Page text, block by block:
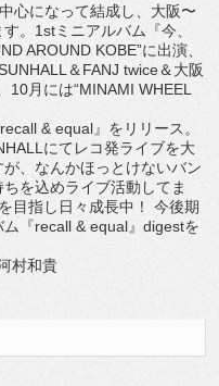
心になって結成し、大阪〜
。1stミニアルバム『今、
AROUND KOBE”に出演、
＆FANJ twice＆大阪
10月には“MINAMI WHEEL
& equal』をリリース。
にてレコ発ライブを大
、なんかほっとけないバン
を込めライブ活動してま
目指し日々成長中！ 今後期
『recall & equal』digestを
村和貴